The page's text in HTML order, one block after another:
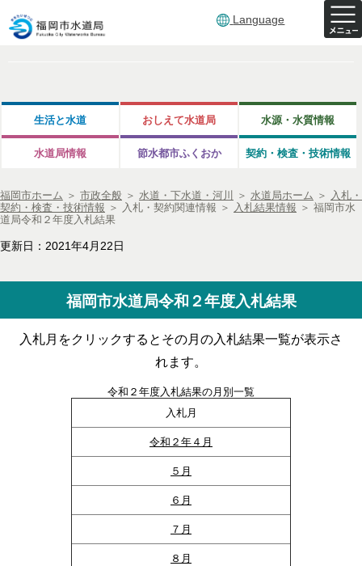
Language
生活と水道 おしえて水道局 水源・水質情報
水道局情報 節水都市ふくおか 契約・検査・技術情報
福岡市ホーム ＞ 市政全般 ＞ 水道・下水道・河川 ＞ 水道局ホーム ＞ 入札・
契約・検査・技術情報 ＞ 入札・契約関連情報 ＞ 入札結果情報 ＞ 福岡市水
道局令和２年度入札結果
更新日：2021年4月22日
福岡市水道局令和２年度入札結果
入札月をクリックするとその月の入札結果一覧が表示さ
れます。
令和２年度入札結果の月別一覧
入札月
令和２年４月
５月
６月
７月
８月